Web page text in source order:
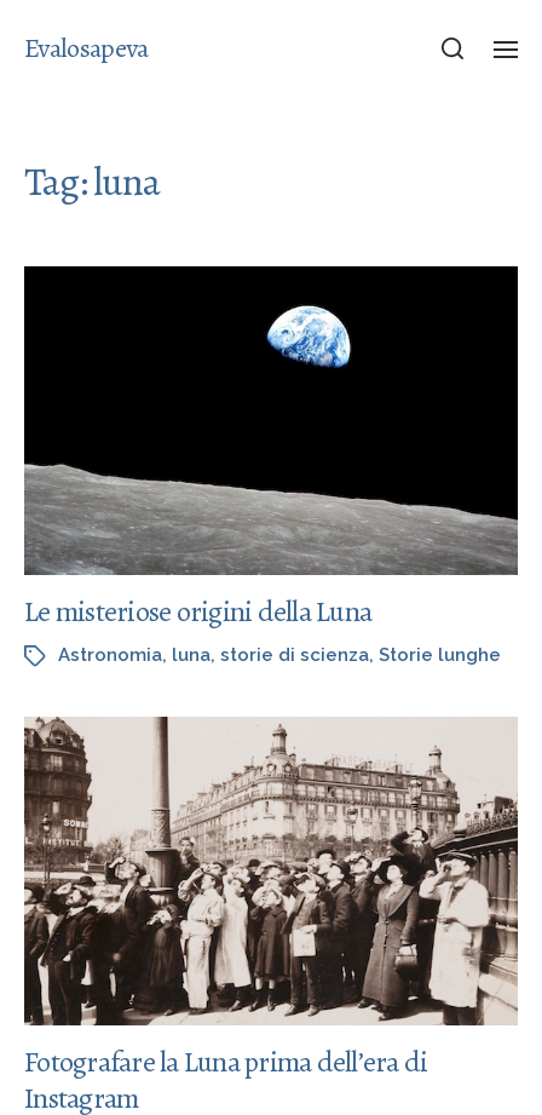
Evalosapeva
Tag:luna
Le misteriose origini della Luna
Astronomia, luna, storie di scienza, Storie lunghe
Fotografare la Luna prima dell’era di
Instagram